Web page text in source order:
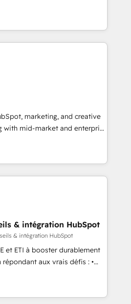
Integrations"
data across... 🔄 any
Advanced Website and
our in-house "HubScrub" Tool.
of They Ask, You
HubSpot partner built
and training. That means
internal team you need to
close deals faster, and grow
learn how to: •
your HubSpot portal •
using HubSpot • Track
across the entire buyer journey
and videos that attract
coaching-led
talk.
marketing, and creative
with mid-market and enterprise
and teams that turn
engine. Named
of the Year in 2024,
15 years in the ecosystem,
record that speaks for itself.
model, delivering
teams in the UK, USA,
Belgium, Singapore, and
175+ employees.
& intégration HubSpot
& intégration HubSpot
et ETI à booster durablement
aux vrais défis : •
avec d’autres outils (ERP,
Amélioration de la